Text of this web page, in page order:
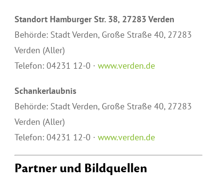
Standort Hamburger Str. 38, 27283 Verden
Behörde: Stadt Verden, Große Straße 40, 27283
Verden (Aller)
Telefon: 04231 12-0 · www.verden.de
Schankerlaubnis
Behörde: Stadt Verden, Große Straße 40, 27283
Verden (Aller)
Telefon: 04231 12-0 · www.verden.de
Partner und Bildquellen